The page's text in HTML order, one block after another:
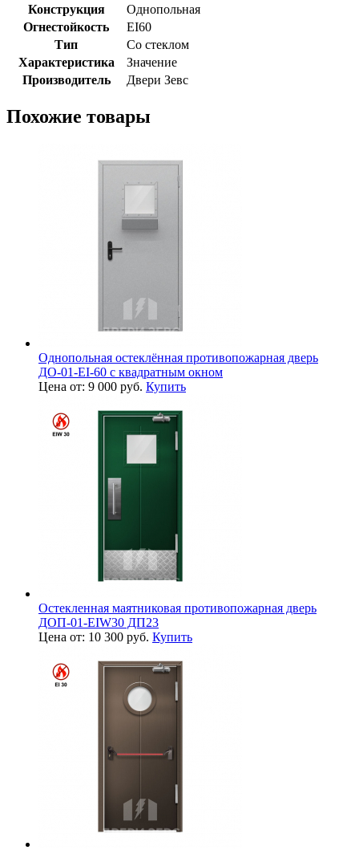
Конструкция
Однопольная
Огнестойкость
EI60
Тип
Со стеклом
Характеристика
Значение
Производитель
Двери Зевс
Похожие товары
Однопольная остеклённая противопожарная дверь
ДО-01-EI-60 с квадратным окном
Цена от: 9 000 руб. Купить
Остекленная маятниковая противопожарная дверь
ДОП-01-EIW30 ДП23
Цена от: 10 300 руб. Купить